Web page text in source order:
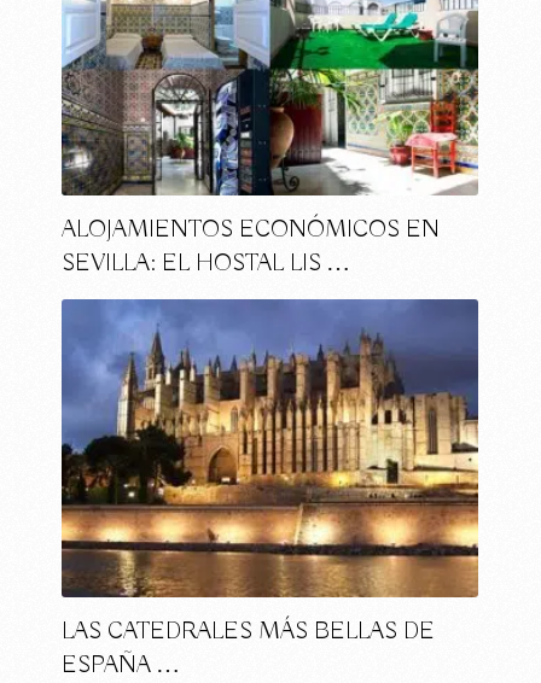
ALOJAMIENTOS ECONÓMICOS EN
SEVILLA: EL HOSTAL LIS …
LAS CATEDRALES MÁS BELLAS DE
ESPAÑA …